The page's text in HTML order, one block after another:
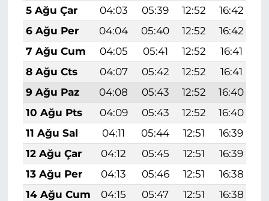
5 Ağu Çar
04:03 05:39 12:52 16:42
6 Ağu Per
04:04 05:40 12:52 16:42
7 Ağu Cum
04:05 05:41 12:52 16:41
8 Ağu Cts
04:07 05:42 12:52 16:41
9 Ağu Paz
04:08 05:43 12:52 16:40
10 Ağu Pts
04:09 05:43 12:52 16:40
11 Ağu Sal
04:11 05:44 12:51 16:39
12 Ağu Çar
04:12 05:45 12:51 16:39
13 Ağu Per
04:13 05:46 12:51 16:38
14 Ağu Cum
04:15 05:47 12:51 16:38